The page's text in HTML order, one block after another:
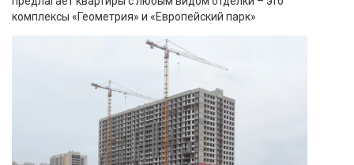
комплексы «Геометрия» и «Европейский парк»